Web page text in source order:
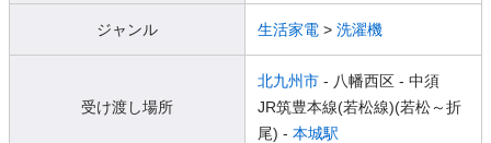
ジャンル 生活家電 > 洗濯機
受け渡し場所
北九州市 - 八幡西区 - 中須
JR筑豊本線(若松線)(若松～折
尾) - 本城駅